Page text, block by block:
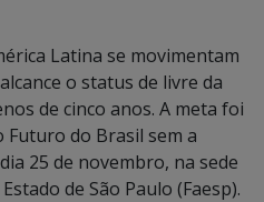
Latina se movimentam
o status de livre da
de cinco anos. A meta foi
Futuro do Brasil sem a
25 de novembro, na sede
de São Paulo (Faesp).